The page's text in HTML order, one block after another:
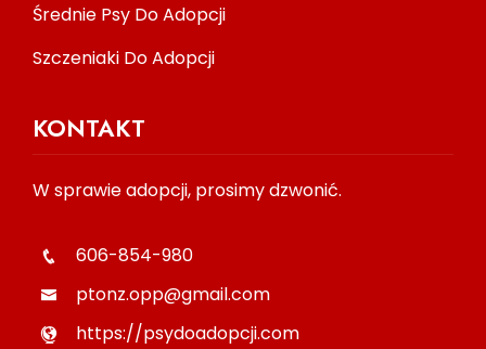
Średnie Psy Do Adopcji
Szczeniaki Do Adopcji
KONTAKT
W sprawie adopcji, prosimy dzwonić.
606-854-980
ptonz.opp@gmail.com
https://psydoadopcji.com